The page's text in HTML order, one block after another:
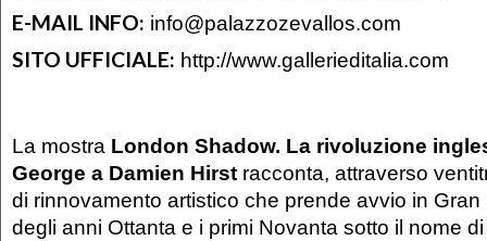
E-MAIL INFO: info@palazzozevallos.com
SITO UFFICIALE: http://www.gallerieditalia.com
La mostra London Shadow. La rivoluzione
George a Damien Hirst racconta, attraverso
di rinnovamento artistico che prende avvio in
degli anni Ottanta e i primi Novanta sotto il nome